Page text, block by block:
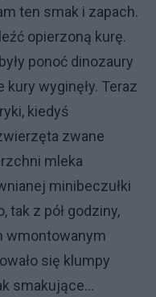
ten smak i zapach.
opierzoną kurę.
ponoć dinozaury
wyginęły. Teraz
kiedyś
zwane
mleka
minibeczułki
tak z pół godziny,
wmontowanym
się klumpy
smakujące...